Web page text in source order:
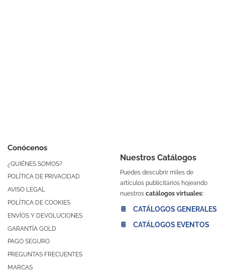
Conócenos
¿QUIÉNES SOMOS?
POLÍTICA DE PRIVACIDAD
AVISO LEGAL
POLÍTICA DE COOKIES
ENVÍOS Y DEVOLUCIONES
GARANTÍA GOLD
PAGO SEGURO
PREGUNTAS FRECUENTES
MARCAS
Nuestros Catálogos
Puedes descubrir miles de
artículos publicitarios hojeando
nuestros catálogos virtuales:
📔 CATÁLOGOS GENERALES
📔 CATÁLOGOS EVENTOS